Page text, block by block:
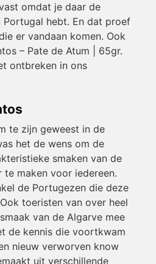
omdat je daar de
Portugal hebt. En dat proef
er vandaan komen. Ook
– Pate de Atum | 65gr.
ontbreken in ons
te zijn geweest in de
het de wens om de
smaken van de
te maken voor iedereen.
de Portugezen die deze
toeristen van over heel
van de Algarve mee
de kennis die voortkwam
nieuw verworven know
uit verschillende